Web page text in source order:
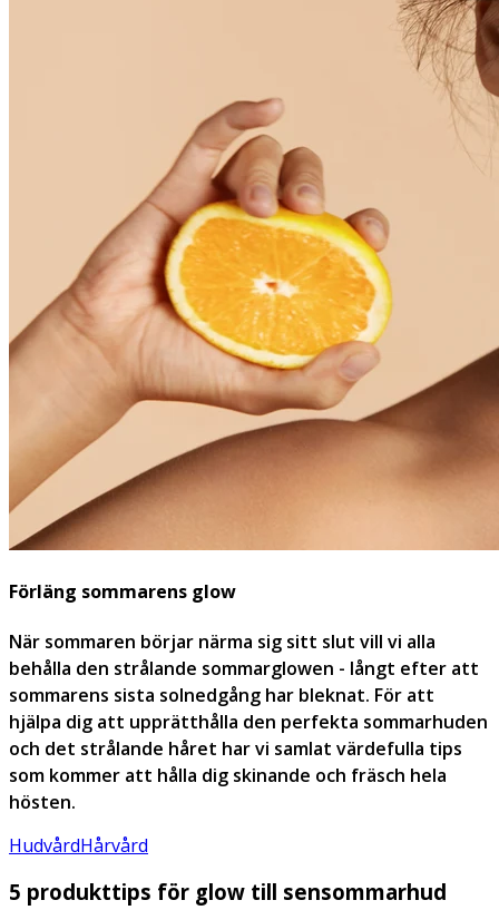
Förläng sommarens glow
När sommaren börjar närma sig sitt slut vill vi alla
behålla den strålande sommarglowen - långt efter att
sommarens sista solnedgång har bleknat. För att
hjälpa dig att upprätthålla den perfekta sommarhuden
och det strålande håret har vi samlat värdefulla tips
som kommer att hålla dig skinande och fräsch hela
hösten.
HudvårdHårvård
5 produkttips för glow till sensommarhud